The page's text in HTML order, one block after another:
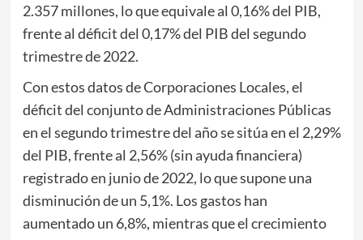
2.357 millones, lo que equivale al 0,16% del PIB,
frente al déficit del 0,17% del PIB del segundo
trimestre de 2022.
Con estos datos de Corporaciones Locales, el
déficit del conjunto de Administraciones Públicas
en el segundo trimestre del año se sitúa en el 2,29%
del PIB, frente al 2,56% (sin ayuda financiera)
registrado en junio de 2022, lo que supone una
disminución de un 5,1%. Los gastos han
aumentado un 6,8%, mientras que el crecimiento